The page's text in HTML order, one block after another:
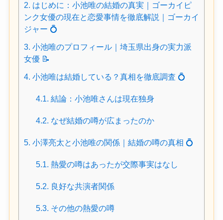
2. はじめに：小池唯の結婚の真実｜ゴーカイピ
ンク女優の現在と恋愛事情を徹底解説｜ゴーカイ
ジャー 💍
3. 小池唯のプロフィール｜埼玉県出身の実力派
女優 📝
4. 小池唯は結婚している？真相を徹底調査 💍
4.1. 結論：小池唯さんは現在独身
4.2. なぜ結婚の噂が広まったのか
5. 小澤亮太と小池唯の関係｜結婚の噂の真相 💍
5.1. 熱愛の噂はあったが交際事実はなし
5.2. 良好な共演者関係
5.3. その他の熱愛の噂